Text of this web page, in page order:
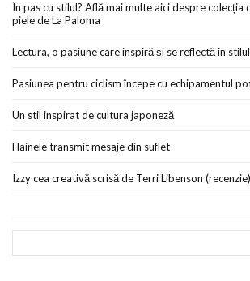
În pas cu stilul? Află mai multe aici despre colecția
piele de La Paloma
Lectura, o pasiune care inspiră și se reflectă în
Pasiunea pentru ciclism începe cu echipamentul
Un stil inspirat de cultura japoneză
Hainele transmit mesaje din suflet
Izzy cea creativă scrisă de Terri Libenson (recenzie)